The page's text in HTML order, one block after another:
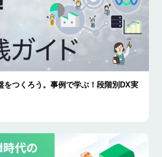
をつくろう。事例で学ぶ！段階別DX実